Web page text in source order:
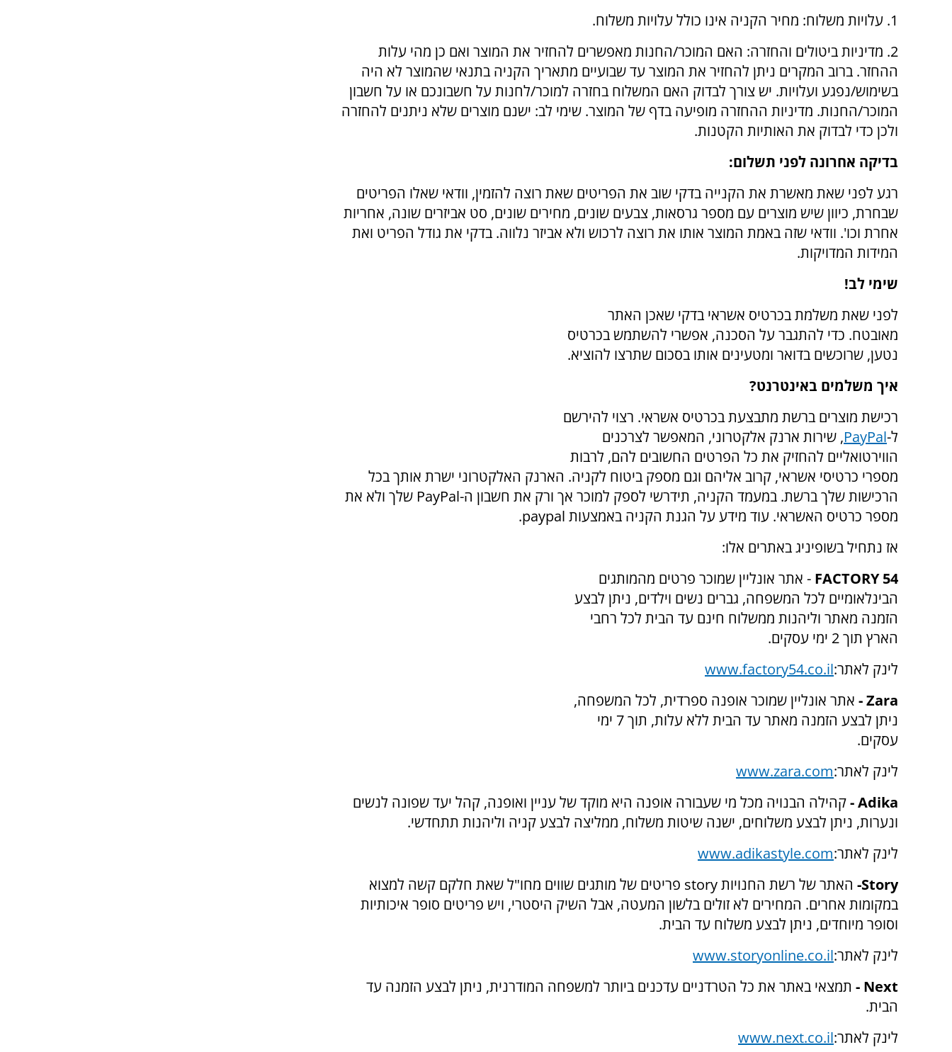
1. עלויות משלוח: מחיר הקניה אינו כולל עלויות משלוח.
2. מדיניות ביטולים והחזרה: האם המוכר/החנות מאפשרים להחזיר את המוצר ואם כן מהי עלות
ההחזר. ברוב המקרים ניתן להחזיר את המוצר עד שבועיים מתאריך הקניה בתנאי שהמוצר לא היה
בשימוש/נפגע ועלויות. יש צורך לבדוק האם המשלוח בחזרה למוכר/לחנות על חשבונכם או על חשבון
המוכר/החנות. מדיניות ההחזרה מופיעה בדף של המוצר. שימי לב: ישנם מוצרים שלא ניתנים להחזרה
ולכן כדי לבדוק את האותיות הקטנות.
בדיקה אחרונה לפני תשלום:
רגע לפני שאת מאשרת את הקנייה בדקי שוב את הפריטים שאת רוצה להזמין, וודאי שאלו הפריטים
שבחרת, כיוון שיש מוצרים עם מספר גרסאות, צבעים שונים, מחירים שונים, סט אביזרים שונה, אחריות
אחרת וכו'. וודאי שזה באמת המוצר אותו את רוצה לרכוש ולא אביזר נלווה. בדקי את גודל הפריט ואת
המידות המדויקות.
שימי לב!
לפני שאת משלמת בכרטיס אשראי בדקי שאכן האתר
מאובטח. כדי להתגבר על הסכנה, אפשרי להשתמש בכרטיס
נטען, שרוכשים בדואר ומטעינים אותו בסכום שתרצו להוציא.
איך משלמים באינטרנט?
רכישת מוצרים ברשת מתבצעת בכרטיס אשראי. רצוי להירשם
ל-PayPal, שירות ארנק אלקטרוני, המאפשר לצרכנים
הווירטואליים להחזיק את כל הפרטים החשובים להם, לרבות
מספרי כרטיסי אשראי, קרוב אליהם וגם מספק ביטוח לקניה. הארנק האלקטרוני ישרת אותך בכל
הרכישות שלך ברשת. במעמד הקניה, תידרשי לספק למוכר אך ורק את חשבון ה-PayPal שלך ולא את
מספר כרטיס האשראי. עוד מידע על הגנת הקניה באמצעות paypal
.
אז נתחיל בשופיניג באתרים אלו:
FACTORY 54 - אתר אונליין שמוכר פרטים מהמותגים
הבינלאומיים לכל המשפחה, גברים נשים וילדים, ניתן לבצע
הזמנה מאתר וליהנות ממשלוח חינם עד הבית לכל רחבי
הארץ תוך 2 ימי עסקים.
לינק לאתר:www.factory54.co.il
Zara
- אתר אונליין שמוכר אופנה ספרדית, לכל המשפחה,
ניתן לבצע הזמנה מאתר עד הבית ללא עלות, תוך 7 ימי
עסקים.
לינק לאתר:www.zara.com
Adika
-קהילה הבנויה מכל מי שעבורה אופנה היא מוקד של עניין ואופנה, קהל יעד שפונה לנשים
ונערות, ניתן לבצע משלוחים, ישנה שיטות משלוח, ממליצה לבצע קניה וליהנות תתחדשי.
לינק לאתר:www.adikastyle.com
Story
- האתר של רשת החנויותstory פריטים של מותגים שווים מחו"ל שאת חלקם קשה למצוא
במקומות אחרים. המחירים לא זולים בלשון המעטה, אבל השיק היסטרי, ויש פריטים סופר איכותיות
וסופר מיוחדים, ניתן לבצע משלוח עד הבית.
לינק לאתר:www.storyonline.co.il
Next
- תמצאי באתר את כל הטרדניים עדכנים ביותר למשפחה המודרנית, ניתן לבצע הזמנה עד
הבית.
לינק לאתר:www.next.co.il